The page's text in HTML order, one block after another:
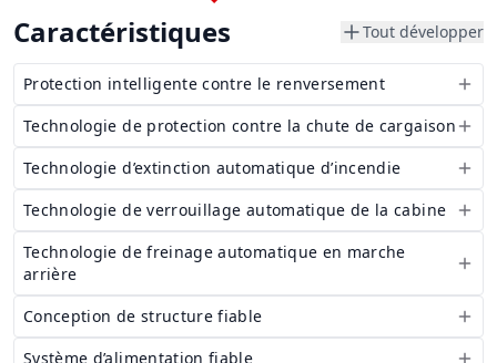
Caractéristiques Tout développer
Protection intelligente contre le renversement
Technologie de protection contre la chute de cargaison
Technologie d’extinction automatique d’incendie
Technologie de verrouillage automatique de la cabine
Technologie de freinage automatique en marche
arrière
Conception de structure fiable
Système d’alimentation fiable